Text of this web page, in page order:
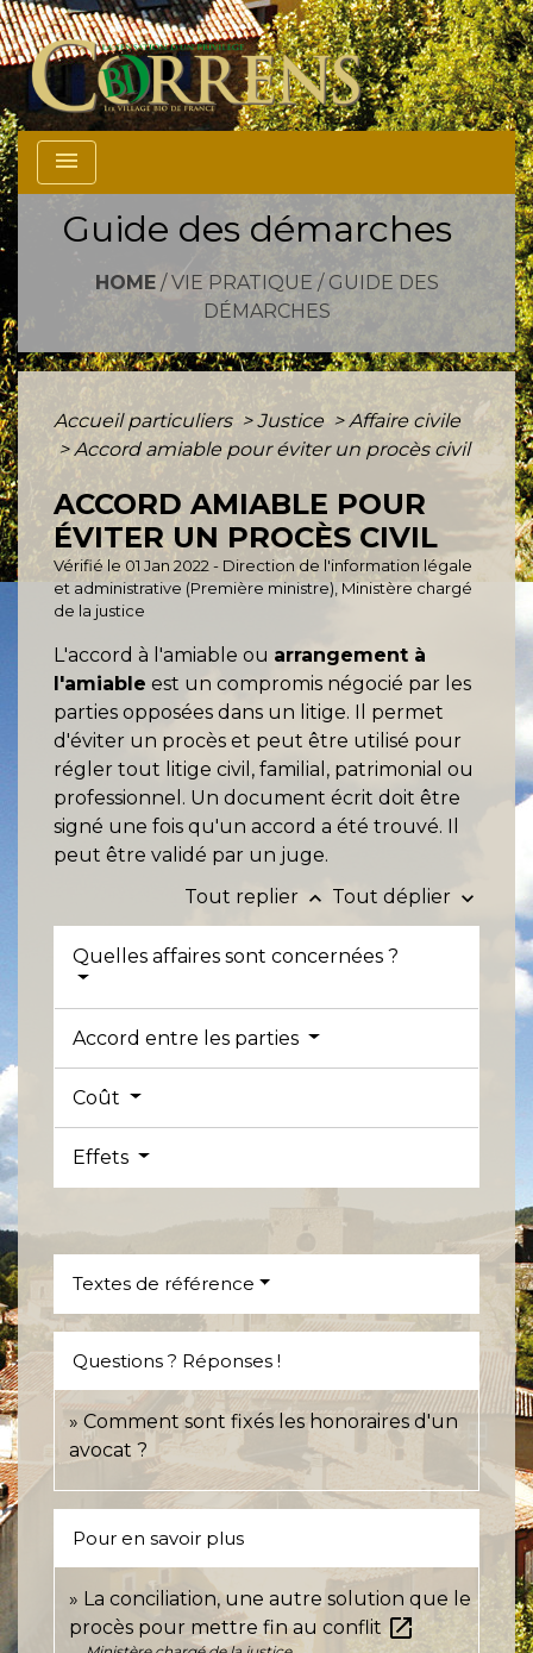
menu
Guide des démarches
HOME/ VIE PRATIQUE / GUIDE DES
DÉMARCHES
Accueil particuliers > Justice > Affaire civile
> Accord amiable pour éviter un procès civil
ACCORD AMIABLE POUR
ÉVITER UN PROCÈS CIVIL
Vérifié le 01 Jan 2022 - Direction de l'information légale
et administrative (Première ministre), Ministère chargé
de la justice
L'accord à l'amiable ou arrangement à
l'amiable est un compromis négocié par les
parties opposées dans un litige. Il permet
d'éviter un procès et peut être utilisé pour
régler tout litige civil, familial, patrimonial ou
professionnel. Un document écrit doit être
signé une fois qu'un accord a été trouvé. Il
peut être validé par un juge.
Tout replier keyboard_arrow_up Tout déplier keyboard_arrow_down
Quelles affaires sont concernées ?
Accord entre les parties
Coût
Effets
Textes de référence
Questions ? Réponses !
Comment sont fixés les honoraires d'un
avocat ?
Pour en savoir plus
La conciliation, une autre solution que le
procès pour mettre fin au conflit open_in_new